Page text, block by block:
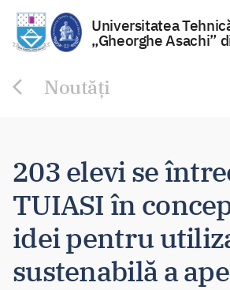
Universitatea
„Gheorghe Asachi”
Noutăți
203 elevi se
TUIASI în
idei pentru
sustenabilă a